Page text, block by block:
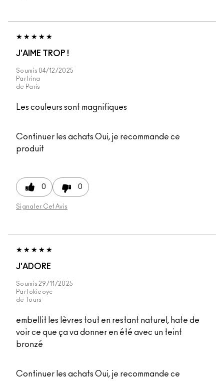
J'AIME TROP !
Soumis 04/12/2025
Par Irina
de Paris
Les couleurs sont magnifiques
Continuer les achats Oui, je recommande ce
produit
0 0
Signaler Cet Avis
J'ADORE
Soumis 29/11/2025
Partokieoyc
de
Tours
embellit les lèvres tout en restant naturel, hate de
voir ce que ça va donner en été avec un teint
bronzé
Continuer les achats Oui, je recommande ce